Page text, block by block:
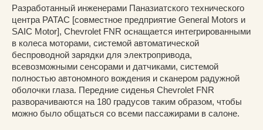
Разработанный инженерами Паназиатского технического
центра PATAC [совместное предприятие General Motors и
SAIC Motor], Chevrolet FNR оснащается интегрированными
в колеса моторами, системой автоматической
беспроводной зарядки для электропривода,
всевозможными сенсорами и датчиками, системой
полностью автономного вождения и сканером радужной
оболочки глаза. Передние сиденья Chevrolet FNR
разворачиваются на 180 градусов таким образом, чтобы
можно было общаться со всеми пассажирами в салоне.